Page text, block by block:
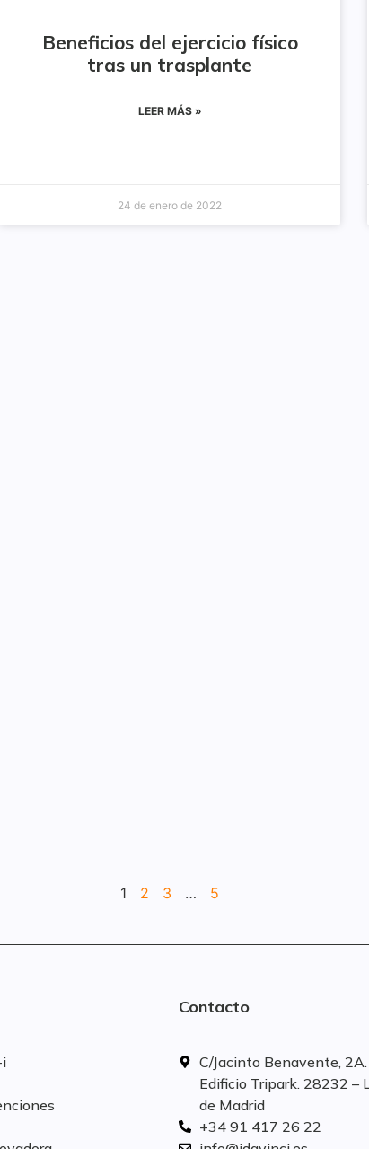
Beneficios del ejercicio físico
tras un trasplante
LEER MÁS »
24 de enero de 2022
1 2 3 … 5
Contacto
C/Jacinto Benavente,
Edificio Tripark. 28232 –
de Madrid
+34 91 417 26 22